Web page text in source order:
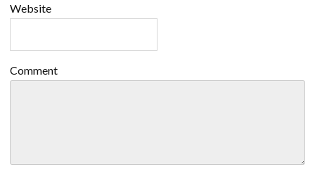
Website
Comment